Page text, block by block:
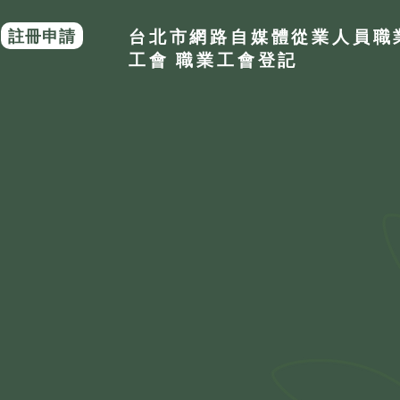
註冊申請
台北市網路自媒體從業人員職
工會 職業工會登記